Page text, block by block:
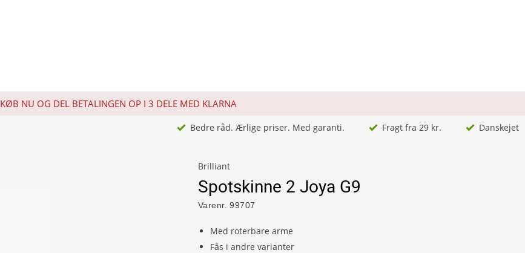
KØB NU OG DEL BETALINGEN OP I 3 DELE MED KLARNA
Bedre råd. Ærlige priser. Med garanti. Fragt fra 29 kr. Danskejet
Brilliant
Spotskinne 2 Joya G9
Varenr. 99707
Med roterbare arme
Fås i andre varianter